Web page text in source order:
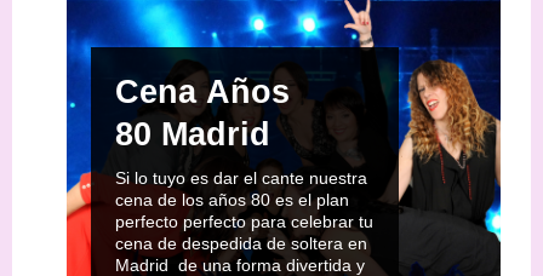
Cena Años
80 Madrid
Si lo tuyo es dar el cante nuestra
cena de los años 80 es el plan
perfecto perfecto para celebrar tu
cena de despedida de soltera en
Madrid de una forma divertida y